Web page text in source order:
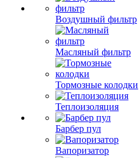
Воздушный фильтр
Масляный фильтр
Тормозные колодки
Теплоизоляция
Барбер пул
Вапоризатор